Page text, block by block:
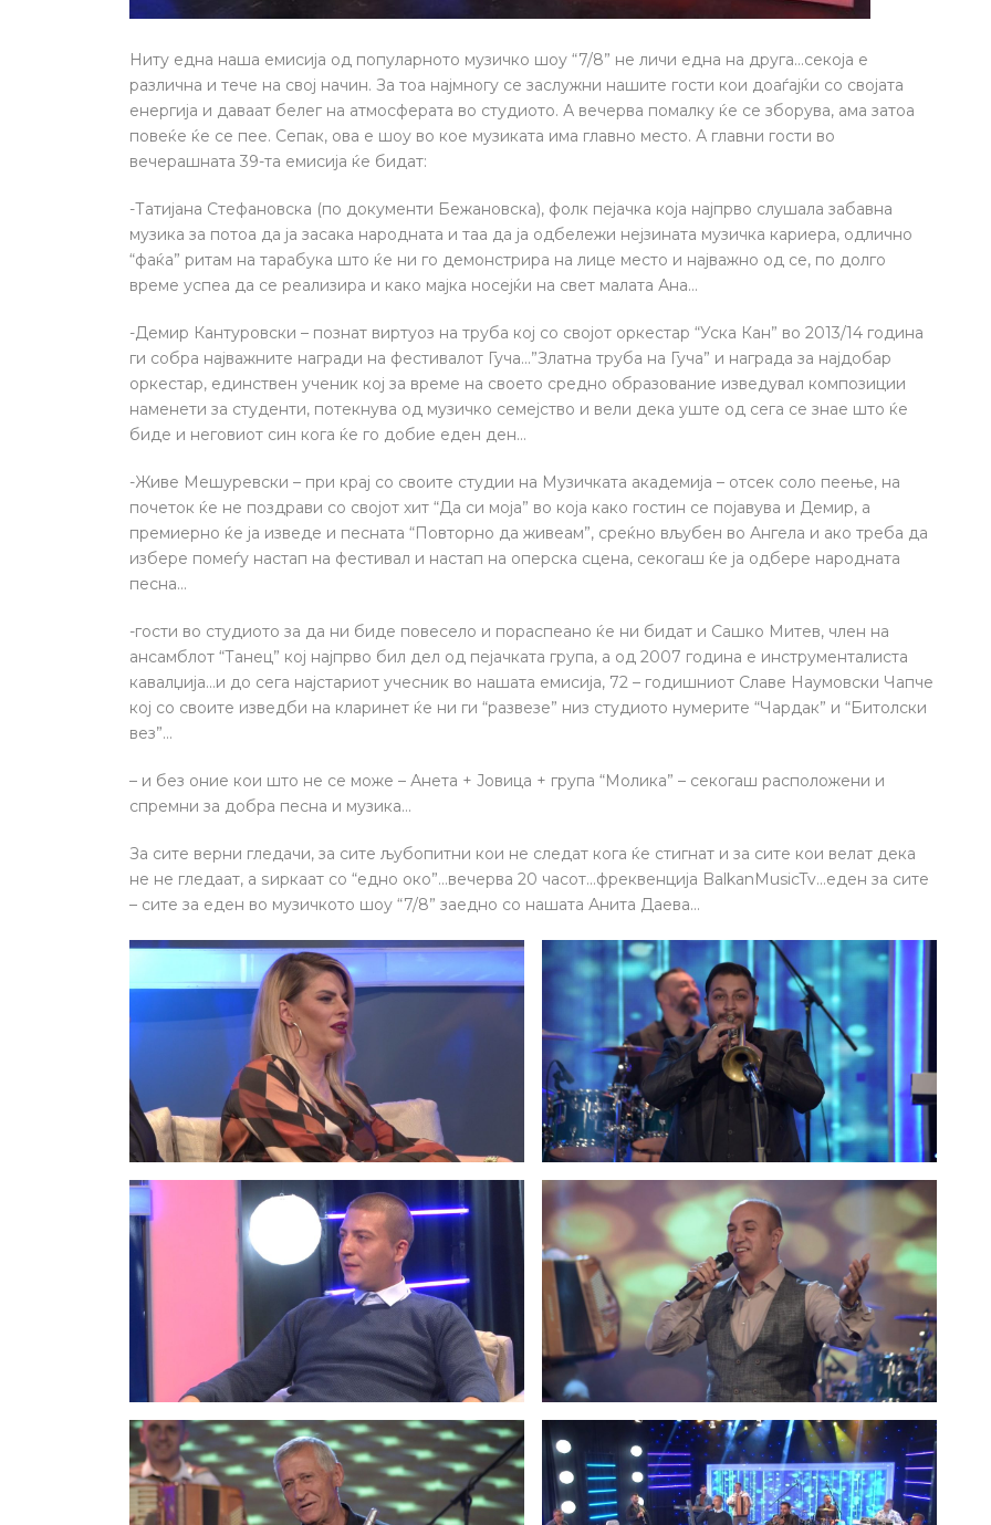
Ниту една наша емисија од популарното музичко шоу “7/8” не личи една на друга…секоја е
различна и тече на свој начин. За тоа најмногу се заслужни нашите гости кои доаѓајќи со својата
енергија и даваат белег на атмосферата во студиото. А вечерва помалку ќе се зборува, ама затоа
повеќе ќе се пее. Сепак, ова е шоу во кое музиката има главно место. А главни гости во
вечерашната 39-та емисија ќе бидат:
-Татијана Стефановска (по документи Бежановска), фолк пејачка која најпрво слушала забавна
музика за потоа да ја засака народната и таа да ја одбележи нејзината музичка кариера, одлично
“фаќа” ритам на тарабука што ќе ни го демонстрира на лице место и најважно од се, по долго
време успеа да се реализира и како мајка носејќи на свет малата Ана…
-Демир Кантуровски – познат виртуоз на труба кој со својот оркестар “Уска Кан” во 2013/14 година
ги собра најважните награди на фестивалот Гуча…”Златна труба на Гуча” и награда за најдобар
оркестар, единствен ученик кој за време на своето средно образование изведувал композиции
наменети за студенти, потекнува од музичко семејство и вели дека уште од сега се знае што ќе
биде и неговиот син кога ќе го добие еден ден…
-Живе Мешуревски – при крај со своите студии на Музичката академија – отсек соло пеење, на
почеток ќе не поздрави со својот хит “Да си моја” во која како гостин се појавува и Демир, а
премиерно ќе ја изведе и песната “Повторно да живеам”, среќно вљубен во Ангела и ако треба да
избере помеѓу настап на фестивал и настап на оперска сцена, секогаш ќе ја одбере народната
песна…
-гости во студиото за да ни биде повесело и пораспеано ќе ни бидат и Сашко Митев, член на
aнсамблот “Танец” кој најпрво бил дел од пејачката група, а од 2007 година е инструменталиста
кавалџија…и до сега најстариот учесник во нашата емисија, 72 – годишниот Славе Наумовски Чапче
кој со своите изведби на кларинет ќе ни ги “развезе” низ студиото нумерите “Чардак” и “Битолски
вез”…
– и без оние кои што не се може – Анета + Јовица + група “Молика” – секогаш расположени и
спремни за добра песна и музика…
За сите верни гледачи, за сите љубопитни кои не следат кога ќе стигнат и за сите кои велат дека
не не гледаат, а ѕиркаат со “едно око”…вечерва 20 часот…фреквенција BalkanMusicTv…еден за сите
– сите за еден во музичкото шоу “7/8” заедно со нашата Анита Даева…